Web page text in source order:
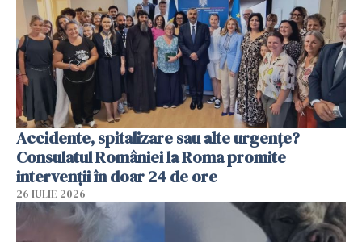
Accidente, spitalizare sau alte urgențe?
Consulatul României la Roma promite
intervenții în doar 24 de ore
26 IULIE 2026